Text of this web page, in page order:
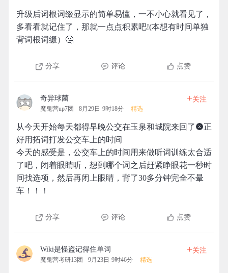
升级后词根词缀显示的简单易懂，一不小心就看见了，
多看看就记住了，那就一点点积累吧!(本想有时间单独
背词根词缀）🤔
分享 评论 点赞
奇异球菌
魔鬼营up7团 8月29日 9时18分 精选
+关注
从今天开始每天都得早晚公交在玉泉和城院来回了🌚正
好用拓词打发公交车上的时间
今天的感受是，公交车上的时间用来做听词训练太合适
了吧，闭着眼睛听，想到哪个词之后赶紧睁眼花一秒时
间找选项，然后再闭上眼睛，背了30多分钟完全不晕
车！！！
分享 评论 点赞
Wiki是怪盗记得住单词
魔鬼营考研13团 9月23日 9时46分 精选
+关注